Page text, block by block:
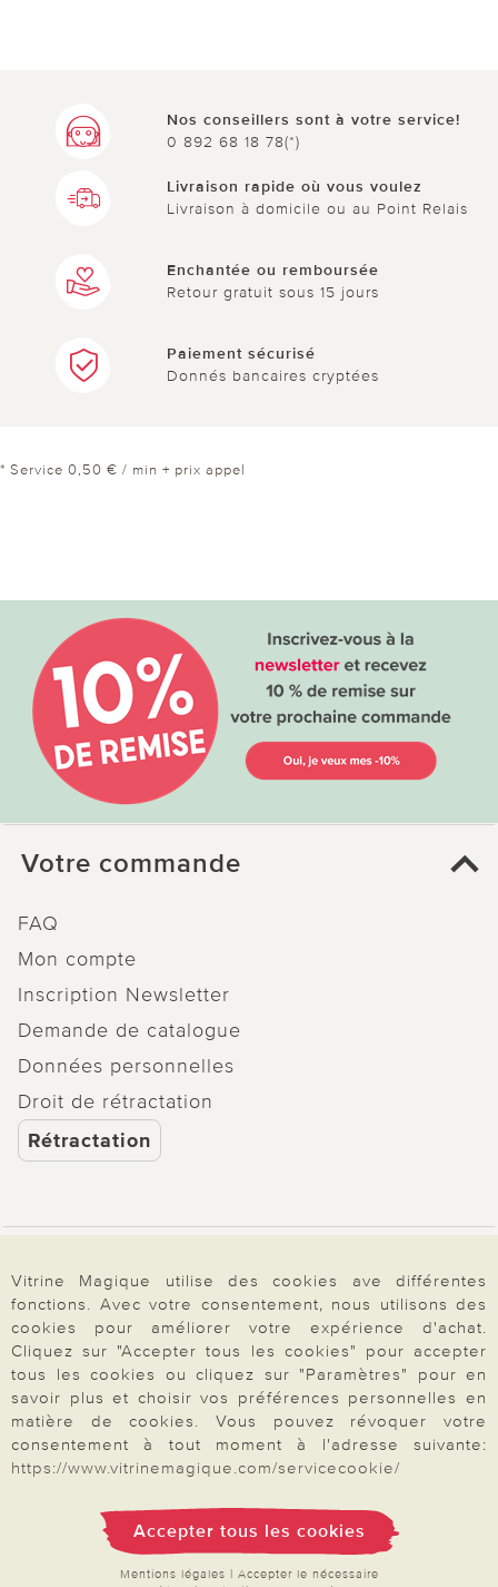
Nos conseillers sont à votre service!
0 892 68 18 78(*)
Livraison rapide où vous voulez
Livraison à domicile ou au Point Relais
Enchantée ou remboursée
Retour gratuit sous 15 jours
Paiement sécurisé
Donnés bancaires cryptées
* Service 0,50 € / min + prix appel
Votre commande
FAQ
Mon compte
Inscription Newsletter
Demande de catalogue
Données personnelles
Droit de rétractation
Rétractation
À propos de nous
Besoin d'aide?
Prix en Euro, TVA légale incluse
©2026 Vitrine Magique
Vitrine Magique utilise des cookies ave différentes
fonctions. Avec votre consentement, nous utilisons des
cookies pour améliorer votre expérience d'achat.
Cliquez sur "Accepter tous les cookies" pour accepter
tous les cookies ou cliquez sur "Paramètres" pour en
savoir plus et choisir vos préférences personnelles en
matière de cookies. Vous pouvez révoquer votre
consentement à tout moment à l'adresse suivante:
https://www.vitrinemagique.com/servicecookie/
Accepter tous les cookies
Mentions légales | Accepter le nécessaire